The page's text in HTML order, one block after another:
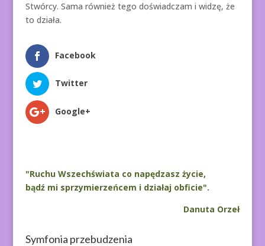
Stwórcy. Sama również tego doświadczam i widzę, że
to działa.
Facebook
Twitter
Google+
"Ruchu Wszechświata co napędzasz życie,
bądź mi sprzymierzeńcem i działaj obficie".
Danuta Orzeł
Symfonia przebudzenia